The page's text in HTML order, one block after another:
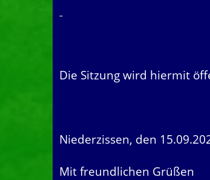
Die Sitzung wird hiermit
Niederzissen, den
Mit freundlichen Grüßen